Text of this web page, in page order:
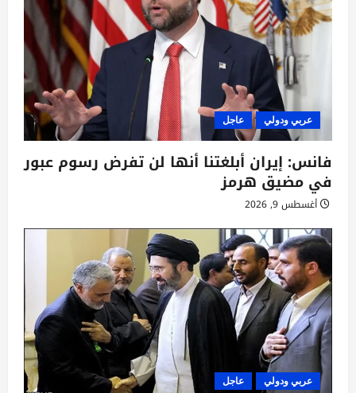
عربي ودولي عاجل
فانس: إيران أبلغتنا أنها لن تفرض رسوم عبور
في مضيق هرمز
أغسطس 9, 2026
عربي ودولي عاجل